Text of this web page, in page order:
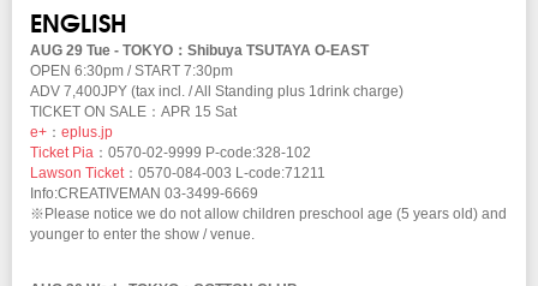
ENGLISH
AUG 29 Tue - TOKYO：Shibuya TSUTAYA O-EAST
OPEN 6:30pm / START 7:30pm
ADV 7,400JPY (tax incl. / All Standing plus 1drink charge)
TICKET ON SALE：APR 15 Sat
e+ ： eplus.jp
Ticket Pia ：0570-02-9999 P-code:328-102
Lawson Ticket：0570-084-003 L-code:71211
Info:CREATIVEMAN 03-3499-6669
※Please notice we do not allow children preschool age (5 years old) and
younger to enter the show / venue.